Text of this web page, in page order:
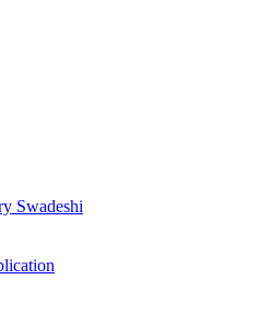
Swadeshi